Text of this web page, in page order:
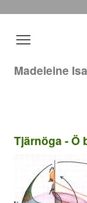
Madeleine
Tjärnöga - Ö